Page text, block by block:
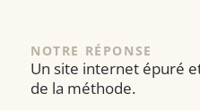
NOTRE RÉPONSE
Un site internet épuré
de la méthode.